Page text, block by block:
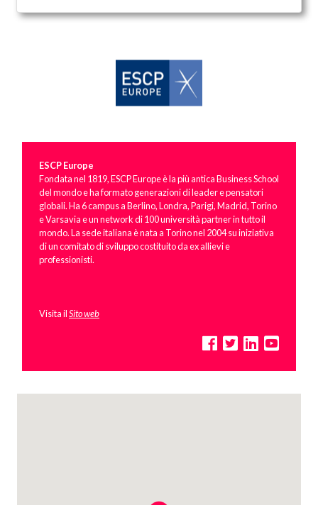
ESCP Europe
Fondata nel 1819, ESCP Europe è la più antica Business School
del mondo e ha formato generazioni di leader e pensatori
globali. Ha 6 campus a Berlino, Londra, Parigi, Madrid, Torino
e Varsavia e un network di 100 università partner in tutto il
mondo. La sede italiana è nata a Torino nel 2004 su iniziativa
di un comitato di sviluppo costituito da ex allievi e
professionisti.
Visita ilSito web